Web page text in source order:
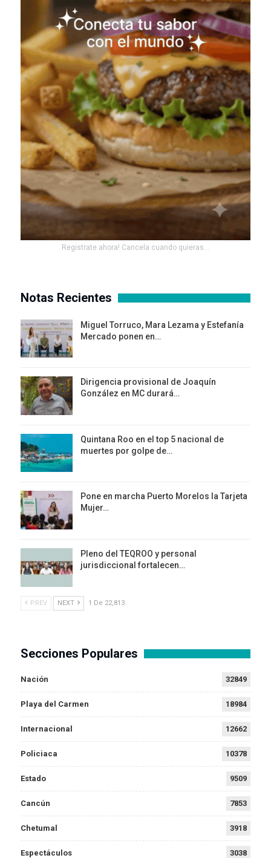
Registrate ahora! Cancela cuando quieras...
Notas Recientes
Miguel Torruco, Mara Lezama y Estefanía
Mercado ponen en…
Dirigencia provisional de Joaquín
González en MC durará…
Quintana Roo en el top 5 nacional de
muertes por golpe de…
Pone en marcha Puerto Morelos la Tarjeta
Mujer…
Pleno del TEQROO y personal
jurisdiccional fortalecen…
PREV NEXT 1 De 22,813
Secciones Populares
Nación 32849
Playa del Carmen 18984
Internacional 12662
Policiaca 10378
Estado 9509
Cancún 7853
Chetumal 3918
Espectáculos 3038